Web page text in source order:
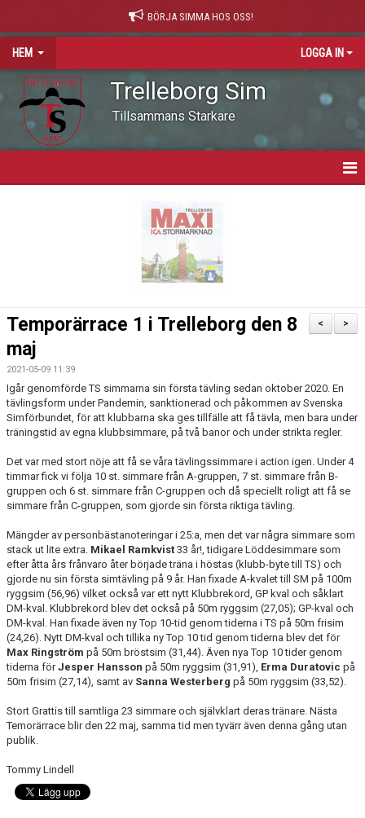
BÖRJA SIMMA HOS OSS!
HEM LOGGA IN
Trelleborg Sim
Tillsammans Starkare
OM KLUBBEN
KONTAKT
BILDGALLERI
>
<
Temporärrace 1 i Trelleborg den 8
maj
2021-05-09 11:39
Igår genomförde TS simmarna sin första tävling sedan oktober 2020. En
tävlingsform under Pandemin, sanktionerad och påkommen av Svenska
Simförbundet, för att klubbarna ska ges tillfälle att få tävla, men bara under
träningstid av egna klubbsimmare, på två banor och under strikta regler.
Det var med stort nöje att få se våra tävlingssimmare i action igen. Under 4
timmar fick vi följa 10 st. simmare från A-gruppen, 7 st. simmare från B-
gruppen och 6 st. simmare från C-gruppen och då speciellt roligt att få se
simmare från C-gruppen, som gjorde sin första riktiga tävling.
Mängder av personbästanoteringar i 25:a, men det var några simmare som
stack ut lite extra. Mikael Ramkvist 33 år!, tidigare Löddesimmare som
efter åtta års frånvaro åter började träna i höstas (klubb-byte till TS) och
gjorde nu sin första simtävling på 9 år. Han fixade A-kvalet till SM på 100m
ryggsim (56,96) vilket också var ett nytt Klubbrekord, GP kval och såklart
DM-kval. Klubbrekord blev det också på 50m ryggsim (27,05); GP-kval och
DM-kval. Han fixade även ny Top 10-tid genom tiderna i TS på 50m frisim
(24,26). Nytt DM-kval och tillika ny Top 10 tid genom tiderna blev det för
Max Ringström på 50m bröstsim (31,44). Även nya Top 10 tider genom
tiderna förJesper Hansson på 50m ryggsim (31,91), Erma Duratovic på
50m frisim (27,14), samt av Sanna Westerberg på 50m ryggsim (33,52).
Stort Grattis till samtliga 23 simmare och självklart deras tränare. Nästa
Temorärrace blir den 22 maj, samma tid men tyvärr även denna gång utan
publik.
Tommy Lindell